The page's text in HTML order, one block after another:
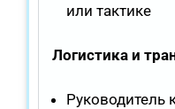
или тактике
Логистика и
Руководитель